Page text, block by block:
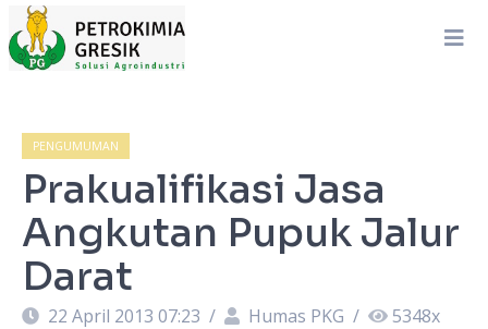
PENGUMUMAN
Prakualifikasi Jasa
Angkutan Pupuk Jalur
Darat
22 April 2013 07:23 / Humas PKG / 5348x